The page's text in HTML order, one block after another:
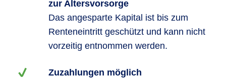
zur Altersvorsorge
Das angesparte Kapital ist bis zum
Renteneintritt geschützt und kann nicht
vorzeitig entnommen werden.
Zuzahlungen möglich